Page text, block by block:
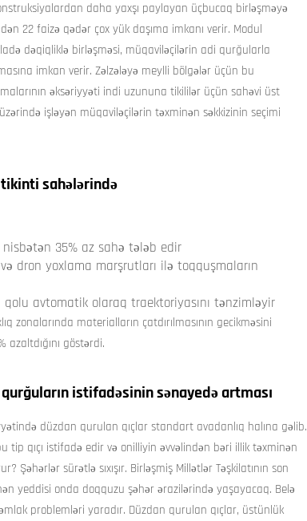
daha yaxşı paylayan üçbucaq birləşməyə
22 faizə qədər çox yük daşıma imkanı verir. Modul
dəqiqliklə birləşməsi, müqaviləçilərin adi qurğularla
imkan verir. Zəlzələyə meylli bölgələr üçün bu
əksəriyyəti indi uzununa tikililər üçün sahəvi üst
işləyən müqaviləçilərin təxminən səkkizinin seçimi
tikinti sahələrində
nisbətən 35% az sahə tələb edir
dron yoxlama marşrutları ilə toqquşmaların
qolu avtomatik olaraq traektoriyasını tənzimləyir
zonalarında materialların çatdırılmasının gecikməsini
göstərdi.
istifadəsinin sənayedə artması
düzdan qurulan qıçlar standart avadanlıq halına gəlib.
tip qıçı istifadə edir və onilliyin əvvəlindən bəri illik təxminən
sürətlə sıxışır. Birləşmiş Millətlər Təşkilatının son
yeddisi onda doqquzu şəhər ərazilərində yaşayacaq. Belə
problemləri yaradır. Düzdan qurulan qıçlar, üstünlük